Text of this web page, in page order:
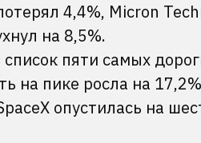
4,4%, Micron
на 8,5%.
список пяти самых
на пике росла на
опустилась на